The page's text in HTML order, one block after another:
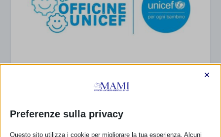
Preferenze sulla privacy
×
Questo sito utilizza i cookie per migliorare la tua esperienza. Alcuni